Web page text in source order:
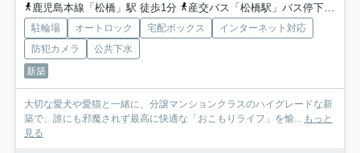
鹿児島本線「松橋」駅 徒歩1分
産交バス「松橋駅」バス停下車 徒歩1分
駐輪場 オートロック 宅配ボックス
インターネット対応
防犯カメラ
公共下水
新築
大切な愛犬や愛猫と一緒に、分譲マンションクラスのハイグレードな新
築で、誰にも邪魔されず最高に快適な「おこもりライフ」を愉... もっと
見る